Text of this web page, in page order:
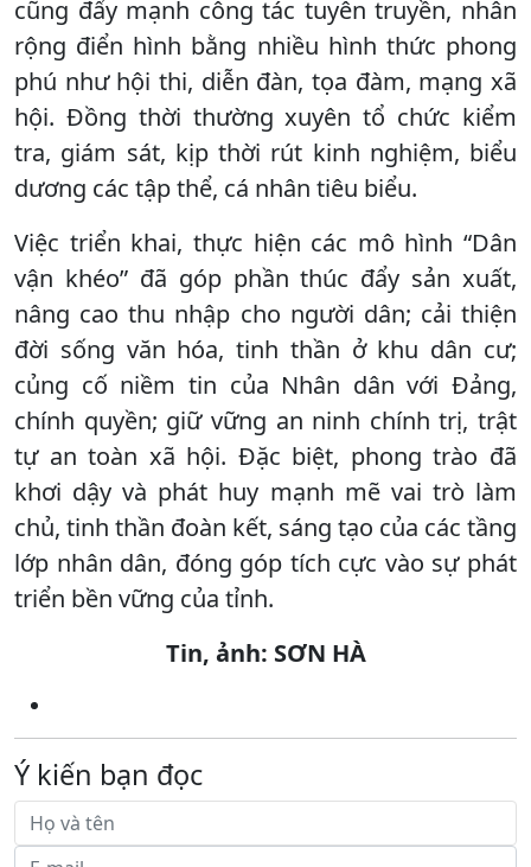
cũng đẩy mạnh công tác tuyên truyền, nhân
rộng điển hình bằng nhiều hình thức phong
phú như hội thi, diễn đàn, tọa đàm, mạng xã
hội. Đồng thời thường xuyên tổ chức kiểm
tra, giám sát, kịp thời rút kinh nghiệm, biểu
dương các tập thể, cá nhân tiêu biểu.
Việc triển khai, thực hiện các mô hình “Dân
vận khéo” đã góp phần thúc đẩy sản xuất,
nâng cao thu nhập cho người dân; cải thiện
đời sống văn hóa, tinh thần ở khu dân cư;
củng cố niềm tin của Nhân dân với Đảng,
chính quyền; giữ vững an ninh chính trị, trật
tự an toàn xã hội. Đặc biệt, phong trào đã
khơi dậy và phát huy mạnh mẽ vai trò làm
chủ, tinh thần đoàn kết, sáng tạo của các tầng
lớp nhân dân, đóng góp tích cực vào sự phát
triển bền vững của tỉnh.
Tin, ảnh: SƠN HÀ
Ý kiến bạn đọc